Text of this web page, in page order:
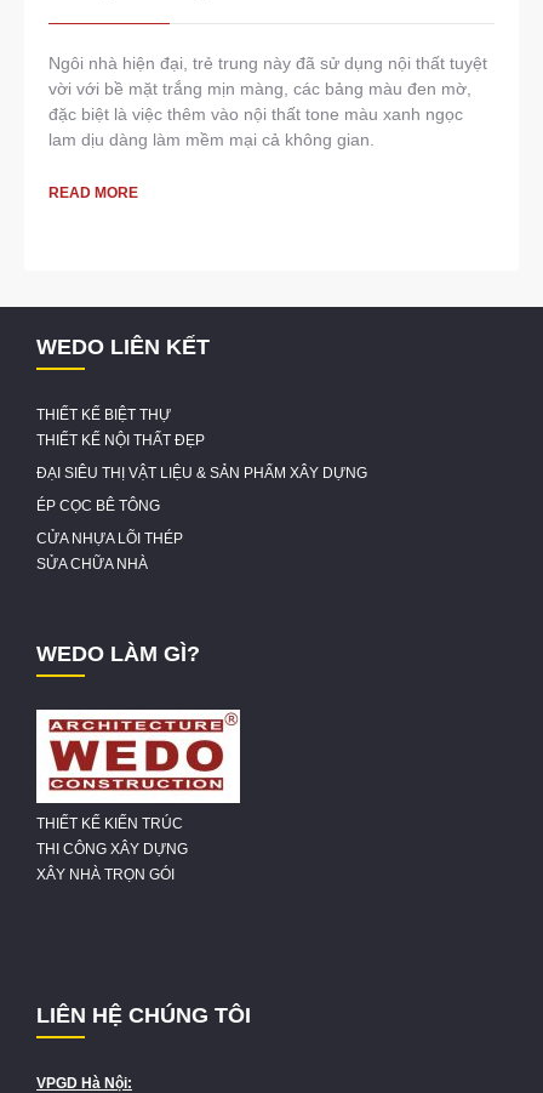
Ngôi nhà hiện đại, trẻ trung này đã sử dụng nội thất tuyệt
vời với bề mặt trắng mịn màng, các bảng màu đen mờ,
đặc biệt là việc thêm vào nội thất tone màu xanh ngọc
lam dịu dàng làm mềm mại cả không gian.
READ MORE
WEDO LIÊN KẾT
THIẾT KẾ BIỆT THỰ
THIẾT KẾ NỘI THẤT ĐẸP
ĐẠI SIÊU THỊ VẬT LIỆU & SẢN PHẨM XÂY DỰNG
ÉP CỌC BÊ TÔNG
CỬA NHỰA LÕI THÉP
SỬA CHỮA NHÀ
WEDO LÀM GÌ?
THIẾT KẾ KIẾN TRÚC
THI CÔNG XÂY DỰNG
XÂY NHÀ TRỌN GÓI
LIÊN HỆ CHÚNG TÔI
VPGD Hà Nội: